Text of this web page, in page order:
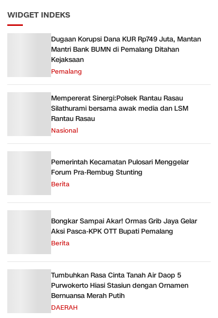
WIDGET INDEKS
Dugaan Korupsi Dana KUR Rp749 Juta, Mantan
Mantri Bank BUMN di Pemalang Ditahan
Kejaksaan
Pemalang
Mempererat Sinergi:Polsek Rantau Rasau
Silathurami bersama awak media dan LSM
Rantau Rasau
Nasional
Pemerintah Kecamatan Pulosari Menggelar
Forum Pra-Rembug Stunting
Berita
Bongkar Sampai Akar! Ormas Grib Jaya Gelar
Aksi Pasca-KPK OTT Bupati Pemalang
Berita
Tumbuhkan Rasa Cinta Tanah Air Daop 5
Purwokerto Hiasi Stasiun dengan Ornamen
Bernuansa Merah Putih
DAERAH